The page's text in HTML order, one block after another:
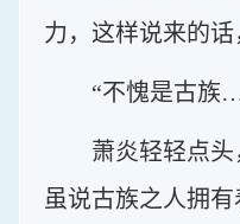
力，这样说来的
“不愧是古
萧炎轻轻点
虽说古族之人拥